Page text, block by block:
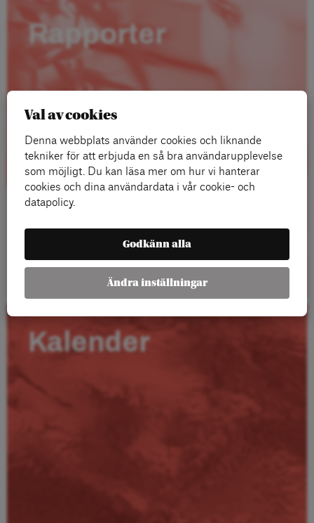
Rapporter
Läs mer
Kalender
Val av cookies
Denna webbplats använder cookies och liknande
tekniker för att erbjuda en så bra användarupplevelse
som möjligt. Du kan läsa mer om hur vi hanterar
cookies och dina användardata i vår cookie- och
datapolicy.
Godkänn alla
Ändra inställningar